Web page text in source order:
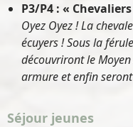
P3/P4 : «
Oyez Oyez ! La
écuyers ! Sous la
découvriront le
armure et enfin
Séjour jeunes